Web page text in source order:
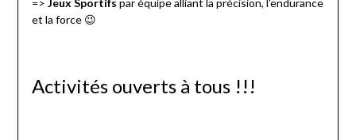
et la force 😉
Activités ouverts à tous !!!